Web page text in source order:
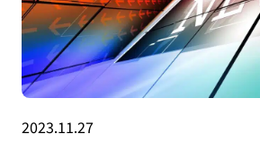
2023.11.27